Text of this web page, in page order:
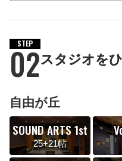
STEP
02スタジオを
自由が丘
SOUND ARTS 1st
25+21帖